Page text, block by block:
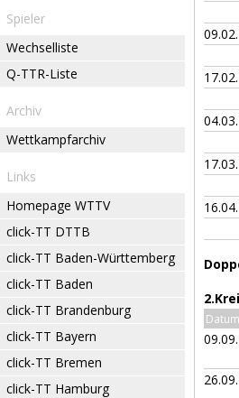
Spieler
Wechselliste
Q-TTR-Liste
Archiv
Wettkampfarchiv
Links
Homepage WTTV
click-TT DTTB
click-TT Baden-Württemberg
click-TT Baden
click-TT Brandenburg
click-TT Bayern
click-TT Bremen
click-TT Hamburg
Datum